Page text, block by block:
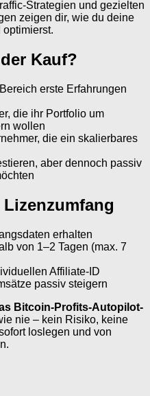
Strategien und gezielten
zeigen dir, wie du deine
Kauf?
erste Erfahrungen
die ihr Portfolio um
wollen
die ein skalierbares
aber dennoch passiv
erhalten
von 1–2 Tagen (max. 7
Affiliate-ID
passiv steigern
Bitcoin-Profits-Autopilot-
nie – kein Risiko, keine
loslegen und von